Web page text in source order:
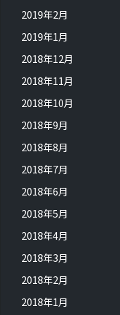
2019年2月
2019年1月
2018年12月
2018年11月
2018年10月
2018年9月
2018年8月
2018年7月
2018年6月
2018年5月
2018年4月
2018年3月
2018年2月
2018年1月